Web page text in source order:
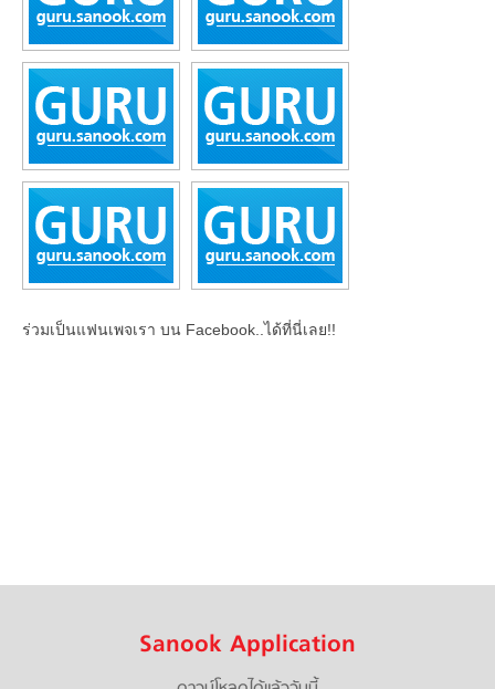
ร่วมเป็นแฟนเพจเรา บน Facebook..ได้ที่นี่เลย!!
Sanook Application